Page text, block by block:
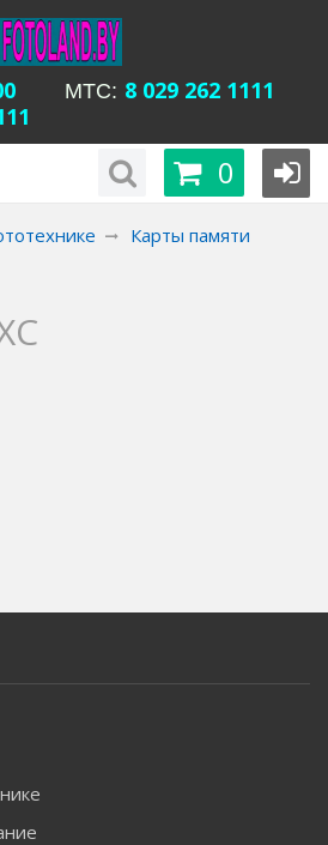
MTC: 8 029 262 1111
Уманская 54:будни с 15-00 до
00, вс вых
0
Карты памяти